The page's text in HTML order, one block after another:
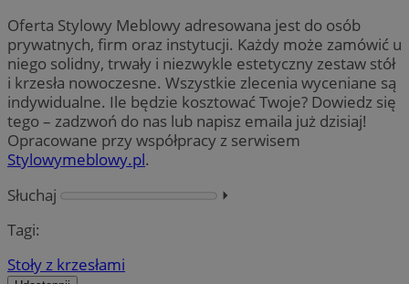
Oferta Stylowy Meblowy adresowana jest do osób
prywatnych, firm oraz instytucji. Każdy może zamówić u
niego solidny, trwały i niezwykle estetyczny zestaw stół
i krzesła nowoczesne. Wszystkie zlecenia wyceniane są
indywidualne. Ile będzie kosztować Twoje? Dowiedz się
tego – zadzwoń do nas lub napisz emaila już dzisiaj!
Opracowane przy współpracy z serwisem
Stylowymeblowy.pl.
Słuchaj
⏵︎
Tagi:
Stoły z krzesłami